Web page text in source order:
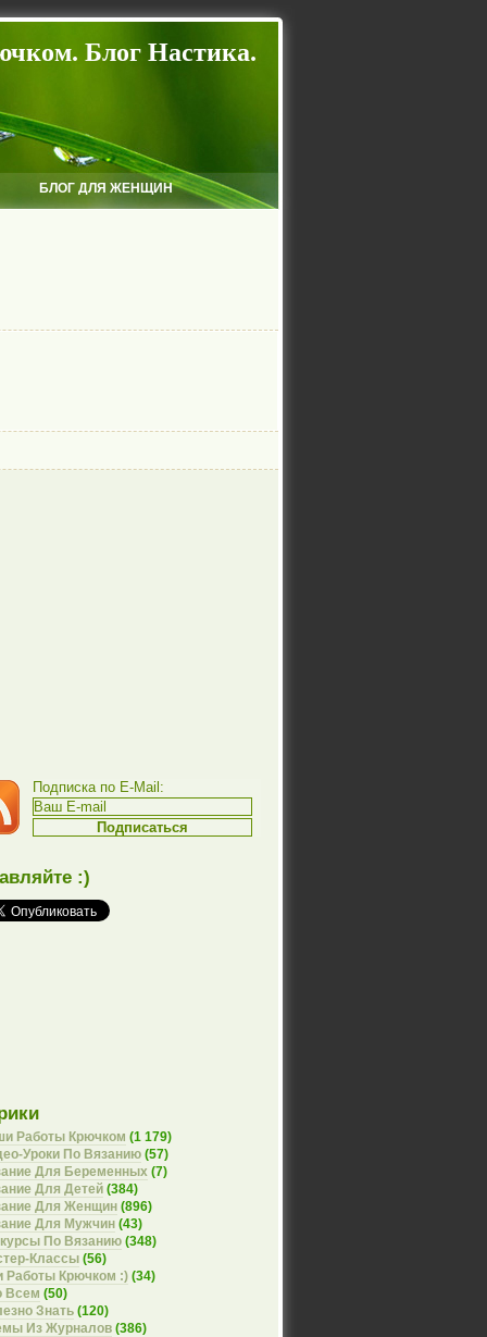
Блог Настика.
БЛОГ ДЛЯ ЖЕНЩИН
Подписка по E-Mail:
:)
Работы Крючком (1 179)
Уроки По Вязанию (57)
Для Беременных (7)
Для Детей (384)
Для Женщин (896)
Для Мужчин (43)
По Вязанию (348)
Классы (56)
Работы Крючком :) (34)
Всем (50)
Знать (120)
Из Журналов (386)